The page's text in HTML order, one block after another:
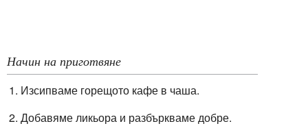
Начин на приготвяне
Изсипваме горещото кафе в чаша.
Добавяме ликьора и разбъркваме добре.